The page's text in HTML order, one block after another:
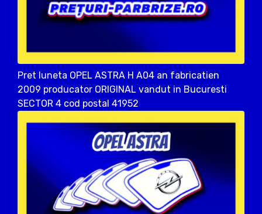
Pret luneta OPEL ASTRA H A04 an fabricatien
2009 producator ORIGINAL vandut in Bucuresti
SECTOR 4 cod postal 41952